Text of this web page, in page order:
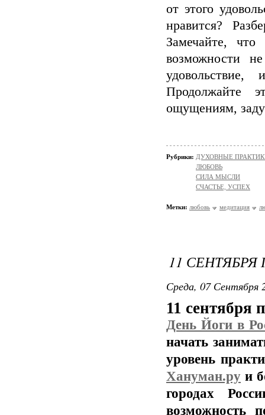
от этого
нравится?
Замечайте,
возможности
Продолжайте
ощущениям,
Рубрики: ДУХОВНЫЕ
ЛЮБОВЬ
СИЛА МЫСЛИ
СЧАСТЬЕ, УСПЕХ
Метки: любовь медитация
11
Среда, 07 Сентября
11 сентября
День Йоги в
начать
уровень
Хануман.ру и
городах
возможность